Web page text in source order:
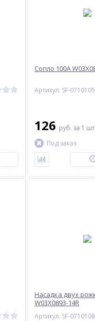
Сопло 100A
Артикул: SF-0710105
126 руб. за 1 шт
Под заказ
Насадка двух
W03X0893-14R
Артикул: SF-0710108